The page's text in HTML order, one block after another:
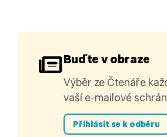
Buďte v obraze
Výběr ze Čtenáře
vaší e-mailové
Přihlásit se k odběru